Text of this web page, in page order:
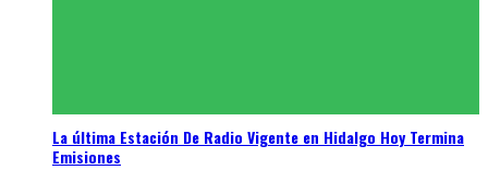
La última Estación De Radio Vigente en Hidalgo Hoy Termina
Emisiones